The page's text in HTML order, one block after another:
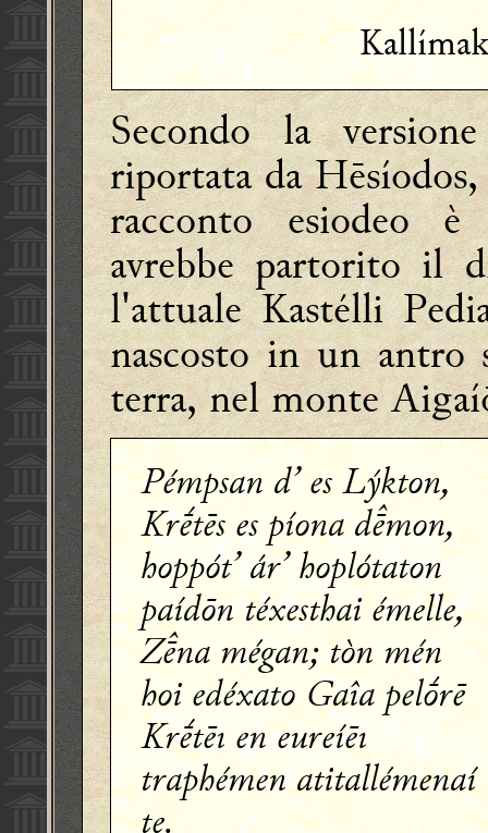
Secondo la
riportata da
racconto esiodeo
avrebbe partorito il
l'attuale Kastélli
nascosto in un antro
terra, nel monte
Pémpsan d’ es Lýkton,
Krḗtēs es píona dmon,
hoppót’ ár’ hoplótaton
paídōn téxesthai émelle,
Zna mégan; tòn mén
hoi edéxato Gaîa pelṓrē
Krḗtēı en eureíēı
traphémen atitallémenaí
te.